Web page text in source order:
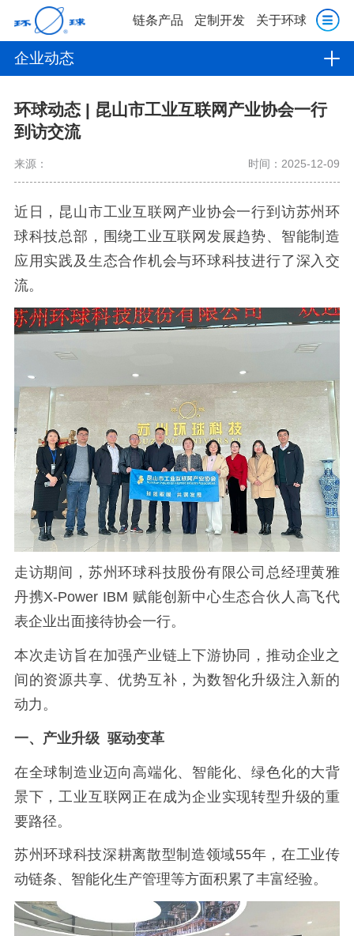
链条产品 定制开发 关于环球
企业动态
环球动态 | 昆山市工业互联网产业协会一行
到访交流
来源： 时间：2025-12-09
近日，昆山市工业互联网产业协会一行到访苏州环
球科技总部，围绕工业互联网发展趋势、智能制造
应用实践及生态合作机会与环球科技进行了深入交
流。
走访期间，苏州环球科技股份有限公司总经理黄雅
丹携X-Power IBM 赋能创新中心生态合伙人高飞代
表企业出面接待协会一行。
本次走访旨在加强产业链上下游协同，推动企业之
间的资源共享、优势互补，为数智化升级注入新的
动力。
一、产业升级 驱动变革
在全球制造业迈向高端化、智能化、绿色化的大背
景下，工业互联网正在成为企业实现转型升级的重
要路径。
苏州环球科技深耕离散型制造领域55年，在工业传
动链条、智能化生产管理等方面积累了丰富经验。